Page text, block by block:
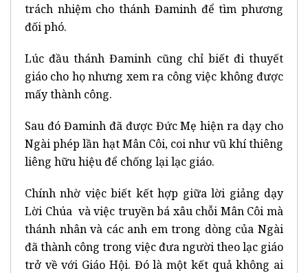
trách nhiệm cho thánh Đaminh để tìm phương
đối phó.
Lúc đầu thánh Đaminh cũng chỉ biết đi thuyết
giáo cho họ nhưng xem ra công việc không được
mấy thành công.
Sau đó Đaminh đã được Đức Mẹ hiện ra dạy cho
Ngài phép lần hạt Mân Côi, coi như vũ khí thiêng
liêng hữu hiệu để chống lại lạc giáo.
Chính nhờ việc biết kết hợp giữa lời giảng dạy
Lời Chúa và việc truyền bá xâu chỗi Mân Côi mà
thánh nhân và các anh em trong dòng của Ngài
đã thành công trong việc đưa người theo lạc giáo
trở về với Giáo Hội. Đó là một kết quả không ai